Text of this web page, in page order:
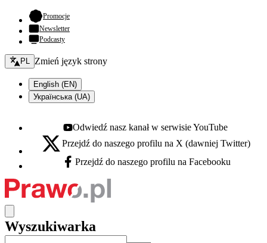
Promocje- otwiera się w nowej karcie
Newsletter
Podcasty
Zmień język - bieżący:
PL Zmień język strony
English (EN)
Українська (UA)
Youtube - otwiera się w nowej karcie
Odwiedź nasz kanał w serwisie YouTube
X - otwiera się w nowej karcie
Przejdź do naszego profilu na X (dawniej Twitter)
Facebook - otwiera się w nowej karcie
Przejdź do naszego profilu na Facebooku
Wyszukiwarka